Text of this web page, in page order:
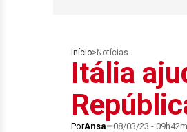
Início> Notícias
Itália
PorAnsa 08/03/23 -